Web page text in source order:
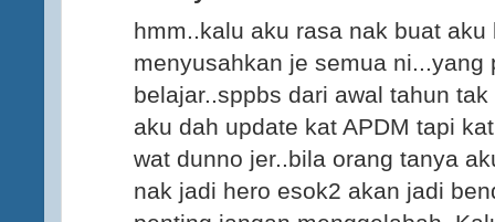
hmm..kalu aku rasa nak buat
menyusahkan je semua ni...yang
belajar..sppbs dari awal tahun
aku dah update kat APDM tapi
wat dunno jer..bila orang tanya
nak jadi hero esok2 akan jadi